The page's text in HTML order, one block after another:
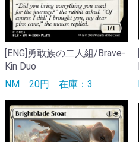
[ENG]勇敢族の二人組/Brave-
Kin Duo
NM 20円 在庫：3